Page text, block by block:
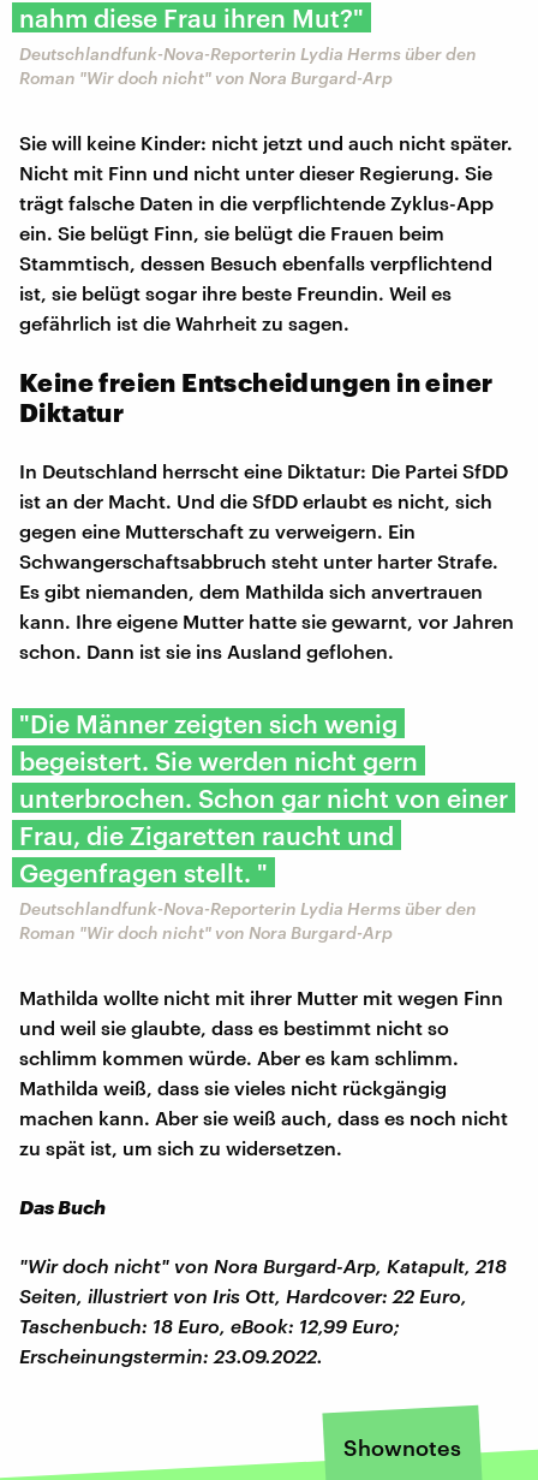
nahm diese Frau ihren Mut?"
Deutschlandfunk-Nova-Reporterin Lydia Herms über den
Roman "Wir doch nicht" von Nora Burgard-Arp
Sie will keine Kinder: nicht jetzt und auch nicht später.
Nicht mit Finn und nicht unter dieser Regierung. Sie
trägt falsche Daten in die verpflichtende Zyklus-App
ein. Sie belügt Finn, sie belügt die Frauen beim
Stammtisch, dessen Besuch ebenfalls verpflichtend
ist, sie belügt sogar ihre beste Freundin. Weil es
gefährlich ist die Wahrheit zu sagen.
Keine freien Entscheidungen in einer
Diktatur
In Deutschland herrscht eine Diktatur: Die Partei SfDD
ist an der Macht. Und die SfDD erlaubt es nicht, sich
gegen eine Mutterschaft zu verweigern. Ein
Schwangerschaftsabbruch steht unter harter Strafe.
Es gibt niemanden, dem Mathilda sich anvertrauen
kann. Ihre eigene Mutter hatte sie gewarnt, vor Jahren
schon. Dann ist sie ins Ausland geflohen.
"Die Männer zeigten sich wenig
begeistert. Sie werden nicht gern
unterbrochen. Schon gar nicht von einer
Frau, die Zigaretten raucht und
Gegenfragen stellt. "
Deutschlandfunk-Nova-Reporterin Lydia Herms über den
Roman "Wir doch nicht" von Nora Burgard-Arp
Mathilda wollte nicht mit ihrer Mutter mit wegen Finn
und weil sie glaubte, dass es bestimmt nicht so
schlimm kommen würde. Aber es kam schlimm.
Mathilda weiß, dass sie vieles nicht rückgängig
machen kann. Aber sie weiß auch, dass es noch nicht
zu spät ist, um sich zu widersetzen.
Das Buch
"Wir doch nicht" von Nora Burgard-Arp, Katapult, 218
Seiten, illustriert von Iris Ott, Hardcover: 22 Euro,
Taschenbuch: 18 Euro, eBook: 12,99 Euro;
Erscheinungstermin: 23.09.2022.
Shownotes